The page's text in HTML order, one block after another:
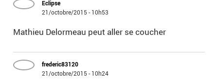
Eclipse
21/octobre/2015 - 10h53
Mathieu Delormeau peut aller se coucher
frederic83120
21/octobre/2015 - 10h24